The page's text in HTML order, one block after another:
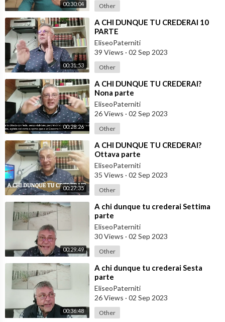
00:30:04 Other
00:31:53
⁣A CHI DUNQUE TU CREDERAI 10
PARTE
EliseoPaterniti
39 Views · 02 Sep 2023
Other
00:28:26
⁣A CHI DUNQUE TU CREDERAI?
Nona parte
EliseoPaterniti
26 Views · 02 Sep 2023
Other
00:27:35
⁣A CHI DUNQUE TU CREDERAI?
Ottava parte
EliseoPaterniti
35 Views · 02 Sep 2023
Other
00:29:49
⁣A chi dunque tu crederai Settima
parte
EliseoPaterniti
30 Views · 02 Sep 2023
Other
00:36:48
⁣A chi dunque tu crederai Sesta
parte
EliseoPaterniti
26 Views · 02 Sep 2023
Other